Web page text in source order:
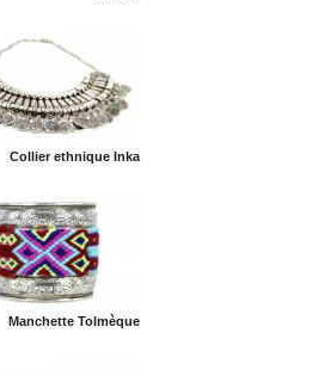
Collier ethnique Inka
Manchette Tolmèque